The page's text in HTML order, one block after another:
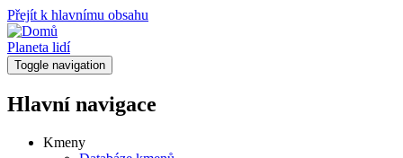
Přejít k hlavnímu obsahu
Planeta lidí
Toggle navigation
Hlavní navigace
Kmeny